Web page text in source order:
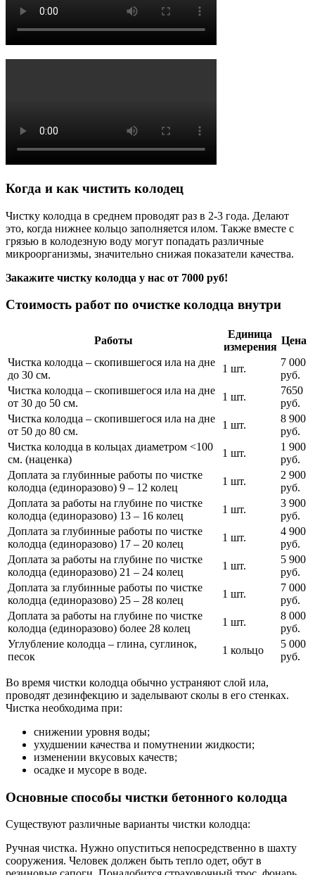
Когда и как чистить колодец
Чистку колодца в среднем проводят раз в 2-3 года. Делают
это, когда нижнее кольцо заполняется илом. Также вместе с
грязью в колодезную воду могут попадать различные
микроорганизмы, значительно снижая показатели качества.
Закажите чистку колодца у нас от 7000 руб!
Стоимость работ по очистке колодца внутри
Работы
Единица
измерения
Цена
Чистка колодца – скопившегося ила на дне
до 30 см.
1 шт.
7 000
руб.
Чистка колодца – скопившегося ила на дне
от 30 до 50 см.
1 шт.
7650
руб.
Чистка колодца – скопившегося ила на дне
от 50 до 80 см.
1 шт.
8 900
руб.
Чистка колодца в кольцах диаметром <100
см. (наценка)
1 шт.
1 900
руб.
Доплата за глубинные работы по чистке
колодца (единоразово) 9 – 12 колец
1 шт.
2 900
руб.
Доплата за работы на глубине по чистке
колодца (единоразово) 13 – 16 колец
1 шт.
3 900
руб.
Доплата за глубинные работы по чистке
колодца (единоразово) 17 – 20 колец
1 шт.
4 900
руб.
Доплата за работы на глубине по чистке
колодца (единоразово) 21 – 24 колец
1 шт.
5 900
руб.
Доплата за глубинные работы по чистке
колодца (единоразово) 25 – 28 колец
1 шт.
7 000
руб.
Доплата за работы на глубине по чистке
колодца (единоразово) более 28 колец
1 шт.
8 000
руб.
Углубление колодца – глина, суглинок,
песок
1 кольцо
5 000
руб.
Во время чистки колодца обычно устраняют слой ила,
проводят дезинфекцию и заделывают сколы в его стенках.
Чистка необходима при:
снижении уровня воды;
ухудшении качества и помутнении жидкости;
изменении вкусовых качеств;
осадке и мусоре в воде.
Основные способы чистки бетонного колодца
Существуют различные варианты чистки колодца:
Ручная чистка. Нужно опуститься непосредственно в шахту
сооружения. Человек должен быть тепло одет, обут в